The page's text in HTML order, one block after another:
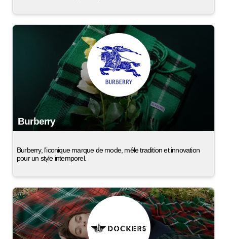
Burberry
Burberry, l'iconique marque de mode, mêle tradition et innovation
pour un style intemporel.